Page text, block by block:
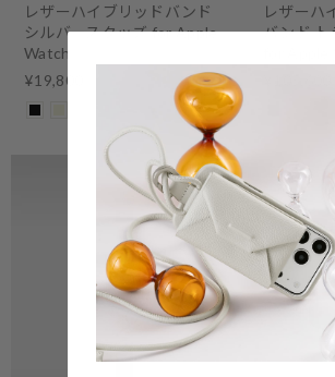
レザーハイブリッドバンド
シルバースタッズ for Apple
Watch
¥19,800
レザーハ
バンド ト